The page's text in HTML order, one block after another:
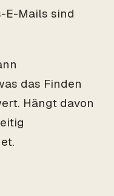
E-Mails sind
das Finden
Hängt davon